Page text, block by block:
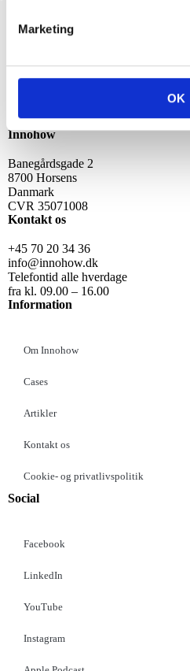
Marketing
OK
Få 45 minutters gratis og
Innohow
Banegårdsgade 2
8700 Horsens
Danmark
CVR 35071008
Kontakt os
+45 70 20 34 36
info@innohow.dk
Telefontid alle hverdage
fra kl. 09.00 – 16.00
Information
Om Innohow
Cases
Artikler
Kontakt os
Cookie- og privatlivspolitik
Social
Facebook
LinkedIn
YouTube
Instagram